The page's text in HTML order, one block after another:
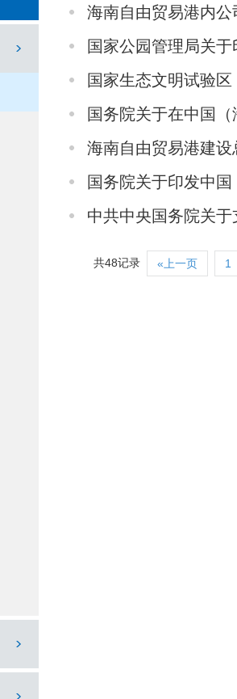
海南自由贸易港内
国家公园管理局关
国家生态文明试验
国务院关于在中国
海南自由贸易港建设
国务院关于印发中
中共中央国务院关
共48记录 «上一页 1